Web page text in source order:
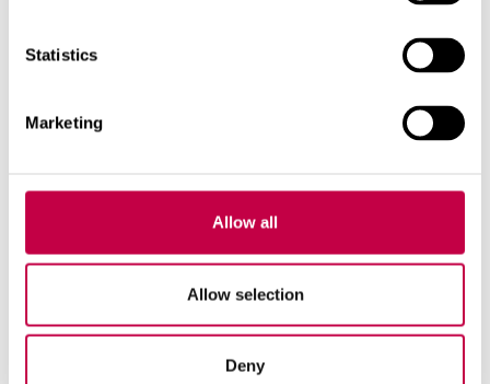
Statistics
Marketing
Allow all
Allow selection
Deny
paranna olemassa olevaa maata sekoittamalla
siihen Istutusmultaa.
Pensaan istutuskuoppaan 1-2 säkkiä
Perennoille 1-5 säkkiä/m2
kasvualustana myös esimerkiksi kasvulavoissa.
Hapanta kasvualustaa suosiville kasveille,
suosittelemmeBiolan Havu- ja rodomultaa.